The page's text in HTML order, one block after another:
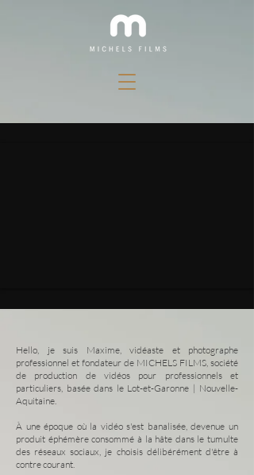
Hello, je suis Maxime, vidéaste et photographe
professionnel et fondateur de MICHELS FILMS, société
de production de vidéos pour professionnels et
particuliers, basée dans le Lot-et-Garonne | Nouvelle-
Aquitaine.
À une époque où la vidéo s'est banalisée, devenue un
produit éphémère consommé à la hâte dans le tumulte
des réseaux sociaux, je choisis délibérément d'être à
contre courant.